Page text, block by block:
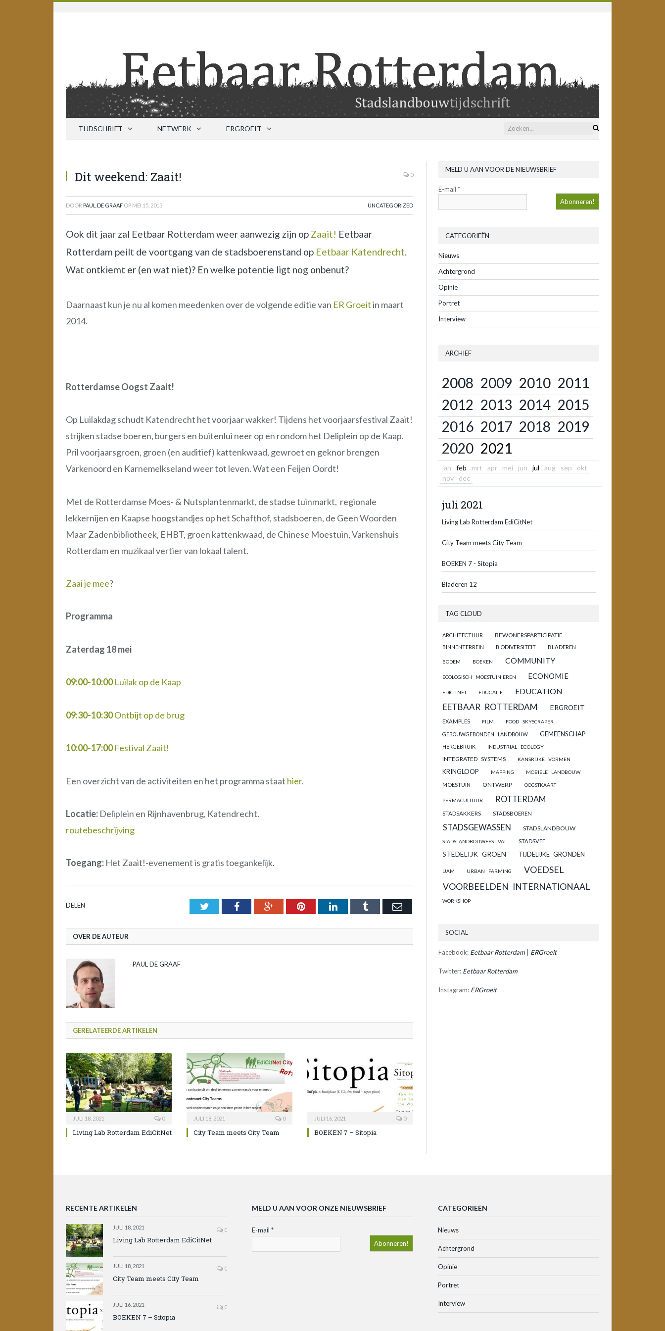
TIJDSCHRIFT NETWERK ERGROEIT
Dit weekend: Zaait! 0
DOOR PAUL DE GRAAF OP MEI 15, 2013 UNCATEGORIZED
Ook dit jaar zal Eetbaar Rotterdam weer aanwezig zijn op Zaait! Eetbaar
Rotterdam peilt de voortgang van de stadsboerenstand op Eetbaar Katendrecht.
Wat ontkiemt er (en wat niet)? En welke potentie ligt nog onbenut?
Daarnaast kun je nu al komen meedenken over de volgende editie van ER Groeitin maart
2014.
Rotterdamse Oogst Zaait!
Op Luilakdag schudt Katendrecht het voorjaar wakker! Tijdens het voorjaarsfestival Zaait!
strijken stadse boeren, burgers en buitenlui neer op en rondom het Deliplein op de Kaap.
Pril voorjaarsgroen, groen (en auditief) kattenkwaad, gewroet en geknor brengen
Varkenoord en Karnemelkseland weer tot leven. Wat een Feijen Oordt!
Met de Rotterdamse Moes- & Nutsplantenmarkt, de stadse tuinmarkt, regionale
lekkernijen en Kaapse hoogstandjes op het Schafthof, stadsboeren, de Geen Woorden
Maar Zadenbibliotheek, EHBT, groen kattenkwaad, de Chinese Moestuin, Varkenshuis
Rotterdam en muzikaal vertier van lokaal talent.
Zaai je mee?
Programma
Zaterdag 18 mei
09:00-10:00Luilak op de Kaap
09:30-10:30Ontbijt op de brug
10:00-17:00Festival Zaait!
Een overzicht van de activiteiten en het programma staat hier.
Locatie: Deliplein en Rijnhavenbrug, Katendrecht.
routebeschrijving
Toegang: Het Zaait!-evenement is gratis toegankelijk.
DELEN TwitterFacebookGoogle+PinterestLinkedInTumblr Email
OVER DE AUTEUR
PAUL DE GRAAF
GERELATEERDE ARTIKELEN
JULI 18, 2021 0
Living Lab Rotterdam EdiCitNet
JULI 18, 2021 0
City Team meets City Team
JULI 16, 2021 0
BOEKEN 7 – Sitopia
MELD U AAN VOOR DE NIEUWSBRIEF
E-mail *
CATEGORIEËN
Nieuws
Achtergrond
Opinie
Portret
Interview
ARCHIEF
2008 2009 2010 2011
2012 2013 2014 2015
2016 2017 2018 2019
2020 2021
jan feb mrt apr mei jun jul aug sep
okt
nov
dec
juli 2021
Living Lab Rotterdam EdiCitNet
City Team meets City Team
BOEKEN 7 - Sitopia
Bladeren 12
TAG CLOUD
ARCHITECTUUR BEWONERSPARTICIPATIE
BINNENTERREIN BIODIVERSITEIT BLADEREN
BODEM BOEKEN COMMUNITY
ECOLOGISCH MOESTUINIEREN ECONOMIE
EDICITNET EDUCATIE EDUCATION
EETBAAR ROTTERDAM ERGROEIT
EXAMPLES FILM FOOD SKYSCRAPER
GEBOUWGEBONDEN LANDBOUW GEMEENSCHAP
HERGEBRUIK INDUSTRIAL ECOLOGY
INTEGRATED SYSTEMS KANSRIJKE VORMEN
KRINGLOOP MAPPING MOBIELE LANDBOUW
MOESTUIN ONTWERP OOGSTKAART
PERMACULTUUR ROTTERDAM
STADSAKKERS STADSBOEREN
STADSGEWASSEN STADSLANDBOUW
STADSLANDBOUWFESTIVAL STADSVEE
STEDELIJK GROEN TIJDELIJKE GRONDEN
UAM URBAN FARMING VOEDSEL
VOORBEELDEN INTERNATIONAAL
WORKSHOP
SOCIAL
Facebook: Eetbaar Rotterdam ERGroeit
Twitter: Eetbaar Rotterdam
Instagram: ERGroeit
RECENTE ARTIKELEN
JULI 18, 2021 0
Living Lab Rotterdam EdiCitNet
JULI 18, 2021 0
City Team meets City Team
JULI 16, 2021 0
BOEKEN 7 – Sitopia
MELD U AAN VOOR ONZE NIEUWSBRIEF
E-mail *
CATEGORIEËN
Nieuws
Achtergrond
Opinie
Portret
Interview